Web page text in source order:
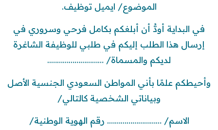
الموضوع/ ايميل توظيف.
في البداية أودُّ أن أبلغكم بكامل فرحي وسروري في
إرسال هذا الطلب إليكم في طلبي للوظيفة الشاغرة
لديكم والمسماة/ ………………………..
وأحيطكم علمًا بأني المواطن السعودي الجنسية الأصل
وبياناتي الشخصية كالتالي/
الاسم/ ………………………. رقم الهوية الوطنية/